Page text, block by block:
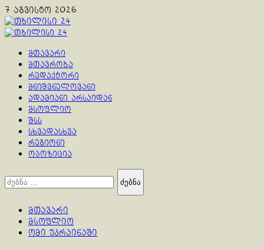
Skip
to
content
7 აგვისტო 2026
Primary
მთავარი
მთავრობა
რედაქტორი
მნიშვნელოვანი
ადამიანი არსაიდან
მსოფლიო
შსს
სხვადასხვა
რეგიონი
ოპოზიცია
ძებნა:
მთავარი
მსოფლიო
ომი უკრაინაში